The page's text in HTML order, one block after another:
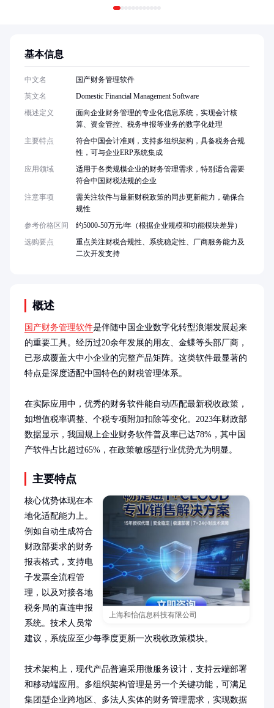
概述
国产财务管理软件是伴随中国企业数字化转型浪潮发展起来
的重要工具。经历过20余年发展的用友、金蝶等头部厂商，
已形成覆盖大中小企业的完整产品矩阵。这类软件最显著的
特点是深度适配中国特色的财税管理体系。
在实际应用中，优秀的财务软件能自动匹配最新税收政策，
如增值税率调整、个税专项附加扣除等变化。2023年财政部
数据显示，我国规上企业财务软件普及率已达78%，其中国
产软件占比超过65%，在政策敏感型行业优势尤为明显。
主要特点
上海和怡信息科技有限公司
核心优势体现在本
地化适配能力上。
例如自动生成符合
财政部要求的财务
报表格式，支持电
子发票全流程管
理，以及对接各地
税务局的直连申报
系统。技术人员常
建议，系统应至少每季度更新一次税收政策模块。
技术架构上，现代产品普遍采用微服务设计，支持云端部署
和移动端应用。多组织架构管理是另一个关键功能，可满足
集团型企业跨地区、多法人实体的财务管理需求，实现数据
基本信息
中文名
国产财务管理软件
英文名
Domestic Financial Management Software
概述定义
面向企业财务管理的专业化信息系统，实现会计核
算、资金管控、税务申报等业务的数字化处理
主要特点
符合中国会计准则，支持多组织架构，具备税务合规
性，可与企业ERP系统集成
应用领域
适用于各类规模企业的财务管理需求，特别适合需要
符合中国财税法规的企业
注意事项
需关注软件与最新财税政策的同步更新能力，确保合
规性
参考价格区间
约5000-50万元/年（根据企业规模和功能模块差异）
选购要点
重点关注财税合规性、系统稳定性、厂商服务能力及
二次开发支持